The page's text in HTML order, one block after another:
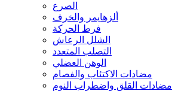
الصرع
ألزهايمر والخرف
فرط الحركة
الشلل الرعاش
التصلب المتعدد
الوهن العضلي
مضادات الاكتئاب والفصام
مضادات القلق واضطراب النوم